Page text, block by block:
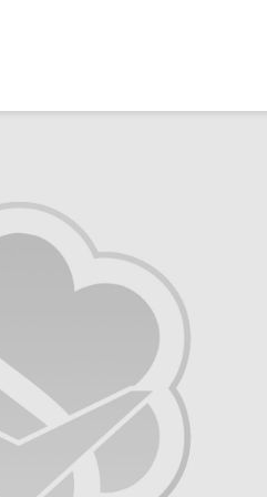
wê sê caran maç
bike û bibe ser
eniya xwe?
2770 Nîşandan
Ma tu mehzûra wê
heye mirov biçe Rî
û Xirqeyê Pîroz ê
Pêxemberê me
bibine?